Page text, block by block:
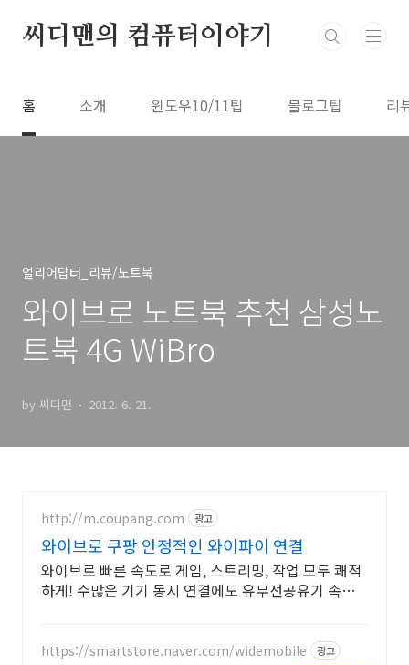
씨디맨의 컴퓨터이야기
홈 소개 윈도우10/11팁 블로그팁 리
얼리어답터_리뷰/노트북
와이브로 노트북 추천 삼성노
트북 4G WiBro
by 씨디맨 2012. 6. 21.
http://m.coupang.com 광고
와이브로 쿠팡 안정적인 와이파이 연결
와이브로 빠른 속도로 게임, 스트리밍, 작업 모두 쾌적
하게! 수많은 기기 동시 연결에도 유무선공유기 속도
https://smartstore.naver.com/widemobile 광고